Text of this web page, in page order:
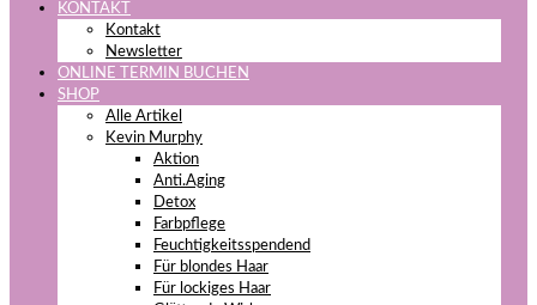
KONTAKT
Kontakt
Newsletter
ONLINE TERMIN BUCHEN
SHOP
Alle Artikel
Kevin Murphy
Aktion
Anti.Aging
Detox
Farbpflege
Feuchtigkeitsspendend
Für blondes Haar
Für lockiges Haar